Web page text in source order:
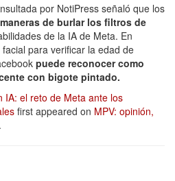
por NotiPress señaló que los
de burlar los filtros de
de la IA de Meta. En
para verificar la edad de
puede reconocer como
con bigote pintado.
IA: el reto de Meta ante los
first appeared on MPV: opinión,
.